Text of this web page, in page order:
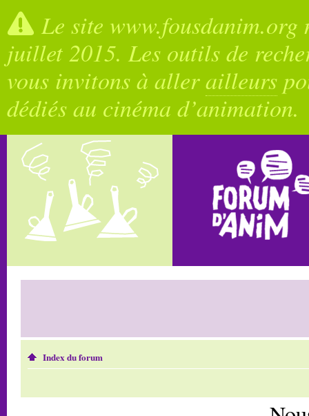
Le site
juillet 2015. Les outils de
vous invitons à allerailleurs
dédiés au cinéma d’animation.
Index du forum